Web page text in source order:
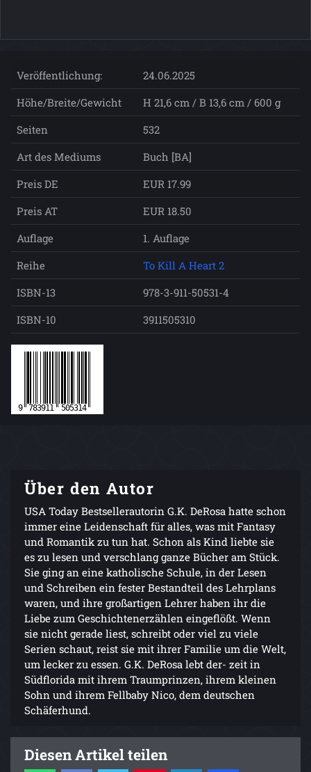
Veröffentlichung:
24.06.2025
Höhe/Breite/Gewicht
H 21,6 cm / B 13,6 cm / 600 g
Seiten
532
Art des Mediums
Buch [BA]
Preis DE
EUR 17.99
Preis AT
EUR 18.50
Auflage
1. Auflage
Reihe
To Kill A Heart 2
ISBN-13
978-3-911-50531-4
ISBN-10
3911505310
Über den Autor
USA Today Bestsellerautorin G.K. DeRosa hatte schon
immer eine Leidenschaft für alles, was mit Fantasy
und Romantik zu tun hat. Schon als Kind liebte sie
es zu lesen und verschlang ganze Bücher am Stück.
Sie ging an eine katholische Schule, in der Lesen
und Schreiben ein fester Bestandteil des Lehrplans
waren, und ihre großartigen Lehrer haben ihr die
Liebe zum Geschichtenerzählen eingeflößt. Wenn
sie nicht gerade liest, schreibt oder viel zu viele
Serien schaut, reist sie mit ihrer Familie um die Welt,
um lecker zu essen. G.K. DeRosa lebt der- zeit in
Südflorida mit ihrem Traumprinzen, ihrem kleinen
Sohn und ihrem Fellbaby Nico, dem deutschen
Schäferhund.
Diesen Artikel teilen